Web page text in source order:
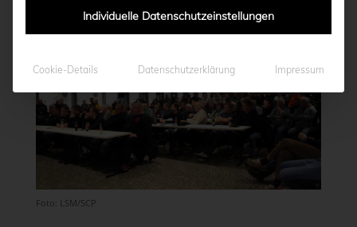
Foto: LSM/SCP
Individuelle Datenschutzeinstellungen
Cookie-Details Datenschutzerklärung Impressum